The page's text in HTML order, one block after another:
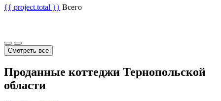
{{ project.total }} Всего
Смотреть все
Проданные коттеджи Тернопольской
области